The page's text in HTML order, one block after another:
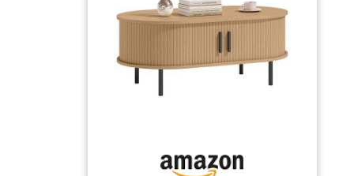
la salle à manger ou
même la salle de
canapé polyvalente est
un choix parfait pour